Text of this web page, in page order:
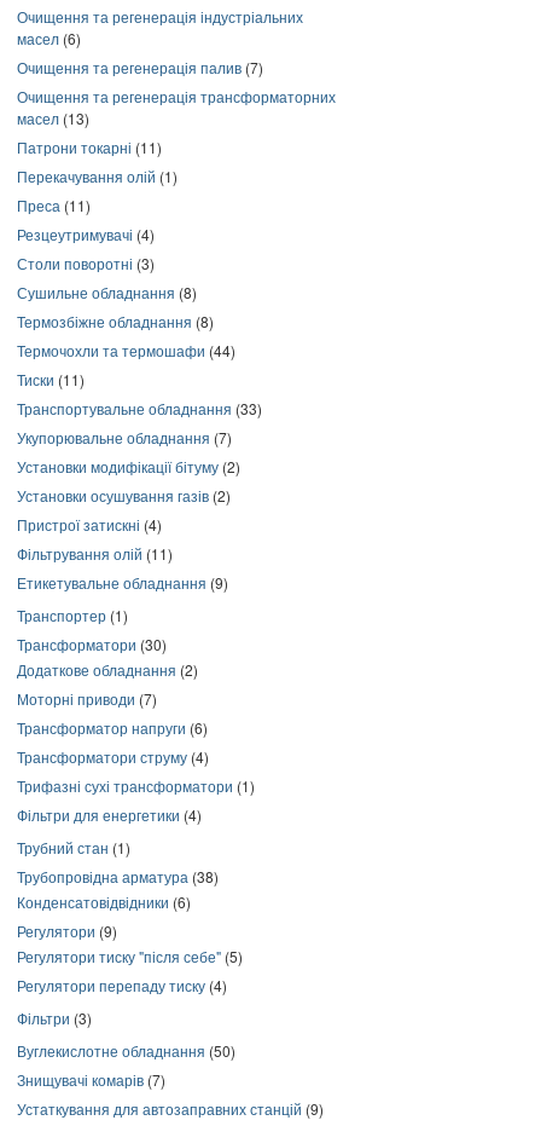
Очищення та регенерація індустріальних
масел (6)
Очищення та регенерація палив (7)
Очищення та регенерація трансформаторних
масел (13)
Патрони токарні (11)
Перекачування олій (1)
Преса (11)
Резцеутримувачі (4)
Столи поворотні (3)
Сушильне обладнання (8)
Термозбіжне обладнання (8)
Термочохли та термошафи (44)
Тиски (11)
Транспортувальне обладнання (33)
Укупорювальне обладнання (7)
Установки модифікації бітуму (2)
Установки осушування газів (2)
Пристрої затискні (4)
Фільтрування олій (11)
Етикетувальне обладнання (9)
Транспортер (1)
Трансформатори (30)
Додаткове обладнання (2)
Моторні приводи (7)
Трансформатор напруги (6)
Трансформатори струму (4)
Трифазні сухі трансформатори (1)
Фільтри для енергетики (4)
Трубний стан (1)
Трубопровідна арматура (38)
Конденсатовідвідники (6)
Регулятори (9)
Регулятори тиску "після себе" (5)
Регулятори перепаду тиску (4)
Фільтри (3)
Вуглекислотне обладнання (50)
Знищувачі комарів (7)
Устаткування для автозаправних станцій (9)